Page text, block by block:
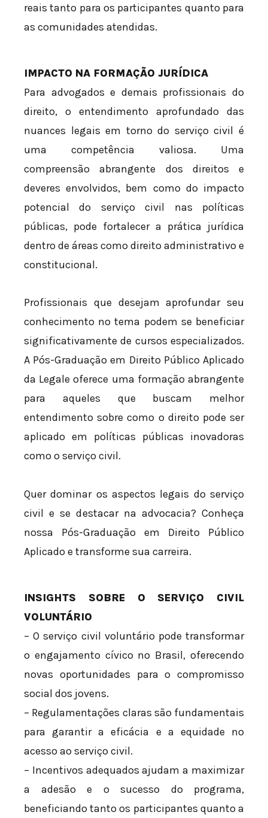
reais tanto para os participantes quanto para
as comunidades atendidas.
IMPACTO NA FORMAÇÃO JURÍDICA
Para advogados e demais profissionais do
direito, o entendimento aprofundado das
nuances legais em torno do serviço civil é
uma competência valiosa. Uma
compreensão abrangente dos direitos e
deveres envolvidos, bem como do impacto
potencial do serviço civil nas políticas
públicas, pode fortalecer a prática jurídica
dentro de áreas como direito administrativo e
constitucional.
Profissionais que desejam aprofundar seu
conhecimento no tema podem se beneficiar
significativamente de cursos especializados.
A Pós-Graduação em Direito Público Aplicado
da Legale oferece uma formação abrangente
para aqueles que buscam melhor
entendimento sobre como o direito pode ser
aplicado em políticas públicas inovadoras
como o serviço civil.
Quer dominar os aspectos legais do serviço
civil e se destacar na advocacia? Conheça
nossa Pós-Graduação em Direito Público
Aplicado e transforme sua carreira.
INSIGHTS SOBRE O SERVIÇO CIVIL
VOLUNTÁRIO
– O serviço civil voluntário pode transformar
o engajamento cívico no Brasil, oferecendo
novas oportunidades para o compromisso
social dos jovens.
– Regulamentações claras são fundamentais
para garantir a eficácia e a equidade no
acesso ao serviço civil.
– Incentivos adequados ajudam a maximizar
a adesão e o sucesso do programa,
beneficiando tanto os participantes quanto a